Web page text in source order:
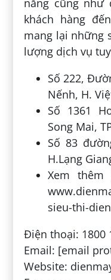
khách hàng
mang lại những
lượng dịch vụ
Số 222,
Nếnh, H.
Số 1361
Song Mai,
Số 83
H.Lạng
Xem
sieu-thi-
Điện thoại: 1800
Email: [email
Website: